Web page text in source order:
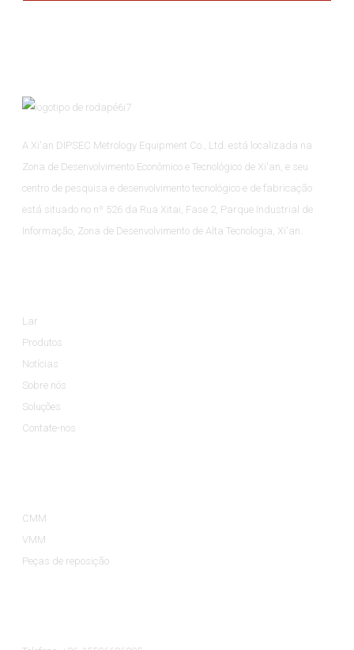
A Xi'an DIPSEC Metrology Equipment Co., Ltd. está localizada na
Zona de Desenvolvimento Econômico e Tecnológico de Xi'an, e seu
centro de pesquisa e desenvolvimento tecnológico e de fabricação
está situado no nº 526 da Rua Xitai, Fase 2, Parque Industrial de
Informação, Zona de Desenvolvimento de Alta Tecnologia, Xi'an.
Lar
Produtos
Notícias
Sobre nós
Soluções
Contate-nos
CMM
VMM
Peças de reposição